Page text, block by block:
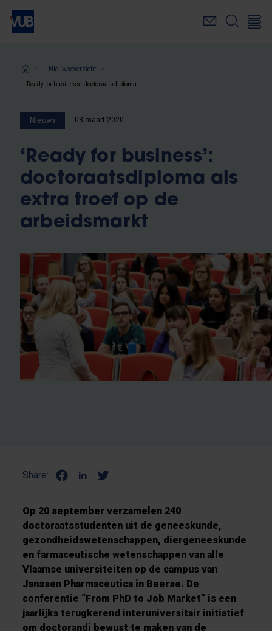
Overslaan
naar
inhoudKruimelpad
Nieuwsoverzicht
Nieuws 03 maart 2020
‘Ready for business’:
doctoraatsdiploma als
extra troef op de
arbeidsmarkt
Share:
Op 20 september verzamelen 240
doctoraatsstudenten uit de geneeskunde,
gezondheidswetenschappen, diergeneeskunde
en farmaceutische wetenschappen van alle
Vlaamse universiteiten op de campus van
Janssen Pharmaceutica in Beerse. De
conferentie “From PhD to Job Market” is een
jaarlijks terugkerend interuniversitair initiatief
om doctorandi bewust te maken van de